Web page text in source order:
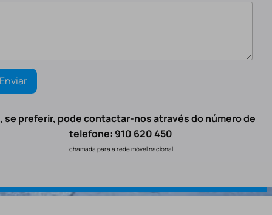
se preferir, pode contactar-nos através do número de
telefone: 910 620 450
chamada para a rede móvel nacional